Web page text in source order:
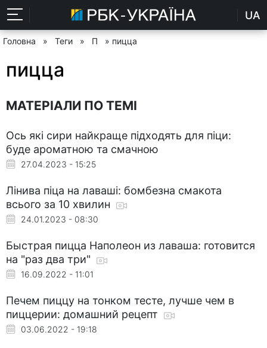
UA
Головна » Теги » П » пицца
пицца
МАТЕРІАЛИ ПО ТЕМІ
Ось які сири найкраще підходять для піци:
буде ароматною та смачною
27.04.2023 - 15:25
Лінива піца на лаваші: бомбезна смакота
всього за 10 хвилин
24.01.2023 - 08:30
Быстрая пицца Наполеон из лаваша: готовится
на "раз два три"
16.09.2022 - 11:01
Печем пиццу на тонком тесте, лучше чем в
пиццерии: домашний рецепт
03.06.2022 - 19:18